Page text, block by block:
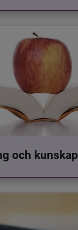
och kunskap